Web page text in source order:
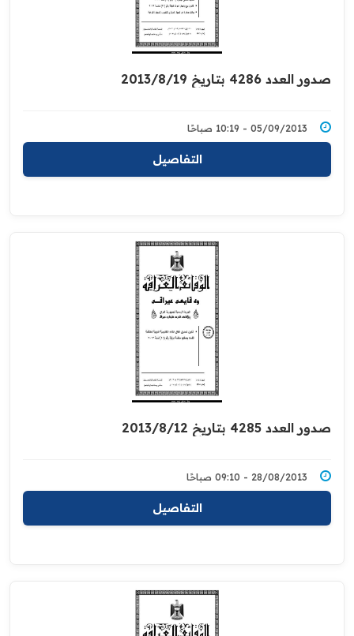
صدور العدد 4286 بتاريخ 2013/8/19
05/09/2013 - 10:19 صباحًا
التفاصيل
صدور العدد 4285 بتاريخ 2013/8/12
28/08/2013 - 09:10 صباحًا
التفاصيل